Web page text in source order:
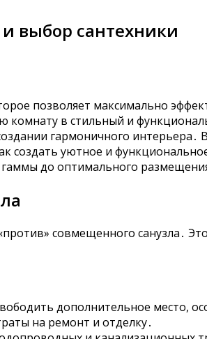
выбор сантехники
позволяет максимально
в стильный и
гармоничного интерьера․
создать уютное и
до оптимального размещения
совмещенного санузла․
дополнительное место,
на ремонт и отделку․